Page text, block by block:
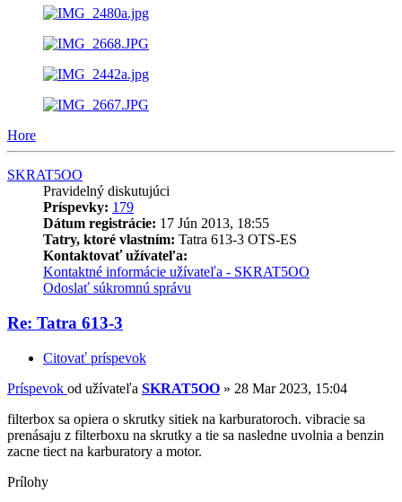
Hore
SKRAT5OO
Pravidelný diskutujúci
Príspevky: 179
Dátum registrácie: 17 Jún 2013, 18:55
Tatry, ktoré vlastním: Tatra 613-3 OTS-ES
Kontaktovať užívateľa:
Kontaktné informácie užívateľa - SKRAT5OO
Odoslať súkromnú správu
Re: Tatra 613-3
Citovať príspevok
Príspevok od užívateľa SKRAT5OO » 28 Mar 2023, 15:04
filterbox sa opiera o skrutky sitiek na karburatoroch. vibracie sa
prenásaju z filterboxu na skrutky a tie sa nasledne uvolnia a benzin
zacne tiect na karburatory a motor.
Prílohy